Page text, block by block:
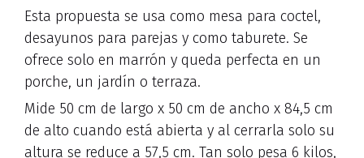
Esta propuesta se usa como mesa para coctel,
desayunos para parejas y como taburete. Se
ofrece solo en marrón y queda perfecta en un
porche, un jardín o terraza.
Mide 50 cm de largo x 50 cm de ancho x 84,5 cm
de alto cuando está abierta y al cerrarla solo su
altura se reduce a 57,5 cm. Tan solo pesa 6 kilos,